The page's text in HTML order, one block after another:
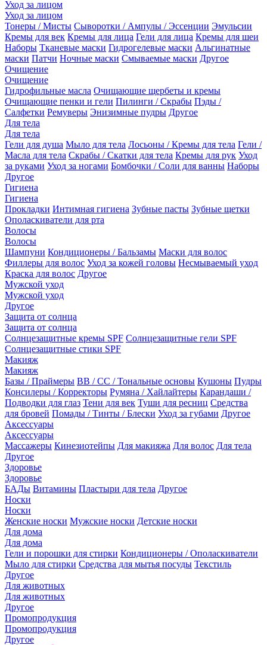
Уход за лицом
Уход за лицом
Тонеры / Мисты Сыворотки / Ампулы / Эссенции Эмульсии
Кремы для век Кремы для лица Гели для лица Кремы для шеи
Наборы Тканевые маски Гидрогелевые маски Альгинатные
маски Патчи Ночные маски Смываемые маски Другое
Очищение
Очищение
Гидрофильные масла Очищающие щербеты и кремы
Очищающие пенки и гели Пилинги / Скрабы Пэды /
Салфетки Ремуверы Энизимные пудры Другое
Для тела
Для тела
Гели для душа Мыло для тела Лосьоны / Кремы для тела Гели /
Масла для тела Скрабы / Скатки для тела Кремы для рук Уход
за руками Уход за ногами Бомбочки / Соли для ванны Наборы
Другое
Гигиена
Гигиена
Прокладки Интимная гигиена Зубные пасты Зубные щетки
Ополаскиватели для рта
Волосы
Волосы
Шампуни Кондиционеры / Бальзамы Маски для волос
Филлеры для волос Уход за кожей головы Несмываемый уход
Краска для волос Другое
Мужской уход
Мужской уход
Другое
Защита от солнца
Защита от солнца
Солнцезащитные кремы SPF Солнцезащитные гели SPF
Солнцезащитные стики SPF
Макияж
Макияж
Базы / Праймеры BB / CC / Тональные основы Кушоны Пудры
Консилеры / Корректоры Румяна / Хайлайтеры Карандаши /
Подводки для глаз Тени для век Туши для ресниц Средства
для бровей Помады / Тинты / Блески Уход за губами Другое
Аксессуары
Аксессуары
Массажеры Кинезиотейпы Для макияжа Для волос Для тела
Другое
Здоровье
Здоровье
БАДы Витамины Пластыри для тела Другое
Носки
Носки
Женские носки Мужские носки Детские носки
Для дома
Для дома
Гели и порошки для стирки Кондиционеры / Ополаскиватели
Мыло для стирки Средства для мытья посуды Текстиль
Другое
Для животных
Для животных
Другое
Промопродукция
Промопродукция
Другое